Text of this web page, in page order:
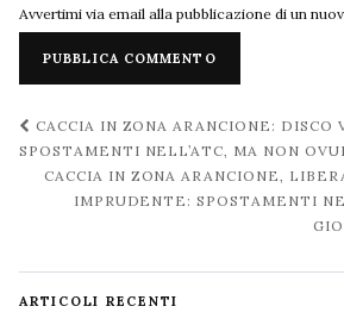
Avvertimi via email alla pubblicazione di un
Navigazione
post
CACCIA IN ZONA ARANCIONE: DISCO
SPOSTAMENTI NELL’ATC, MA NON
CACCIA IN ZONA ARANCIONE,
IMPRUDENTE: SPOSTAMENTI
ARTICOLI RECENTI